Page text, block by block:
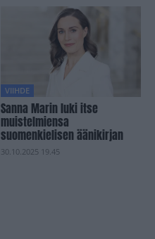
VIIHDE
Sanna Marin luki itse
muistelmiensa
suomenkielisen äänikirjan
30.10.2025 19.45